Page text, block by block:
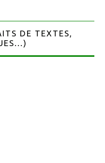
DE TEXTES,